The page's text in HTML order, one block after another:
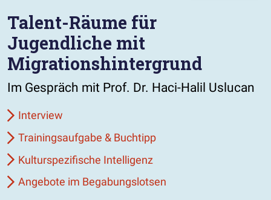
Talent-Räume für
Jugendliche mit
Migrationshintergrund
Im Gespräch mit Prof. Dr. Haci-Halil Uslucan
Interview
Trainingsaufgabe & Buchtipp
Kulturspezifische Intelligenz
Angebote im Begabungslotsen